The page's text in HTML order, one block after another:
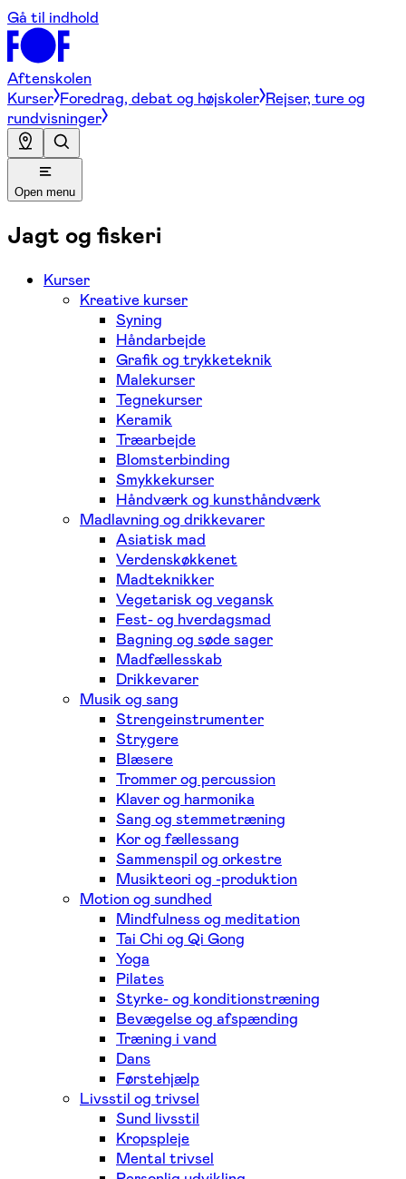
Gå til indhold
Aftenskolen
Kurser Foredrag, debat og højskoler Rejser, ture og
rundvisninger
Open menu
Jagt og fiskeri
Kurser
Kreative kurser
Syning
Håndarbejde
Grafik og trykketeknik
Malekurser
Tegnekurser
Keramik
Træarbejde
Blomsterbinding
Smykkekurser
Håndværk og kunsthåndværk
Madlavning og drikkevarer
Asiatisk mad
Verdenskøkkenet
Madteknikker
Vegetarisk og vegansk
Fest- og hverdagsmad
Bagning og søde sager
Madfællesskab
Drikkevarer
Musik og sang
Strengeinstrumenter
Strygere
Blæsere
Trommer og percussion
Klaver og harmonika
Sang og stemmetræning
Kor og fællessang
Sammenspil og orkestre
Musikteori og -produktion
Motion og sundhed
Mindfulness og meditation
Tai Chi og Qi Gong
Yoga
Pilates
Styrke- og konditionstræning
Bevægelse og afspænding
Træning i vand
Dans
Førstehjælp
Livsstil og trivsel
Sund livsstil
Kropspleje
Mental trivsel